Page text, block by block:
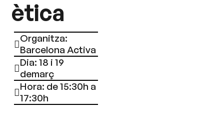
ètica
Organitza:
Barcelona Activa
Dia: 18 i 19
demarç
Hora: de 15:30h a
17:30h